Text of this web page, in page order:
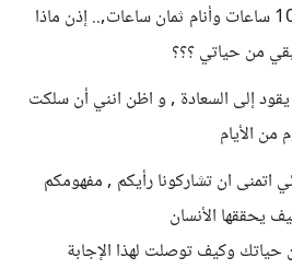
بالحقيقة اعمل يومياً 10 ساعات وأنام ثمان ساعات,.. إذن ماذا
من حياتي ؟؟؟
إلى السعادة , و اظن انني أن سلكت
من الأيام
اتمنى ان تشاركونا رأيكم , مفهومكم
يحققها الأنسان
وكيف توصلت لهذا الإجابة